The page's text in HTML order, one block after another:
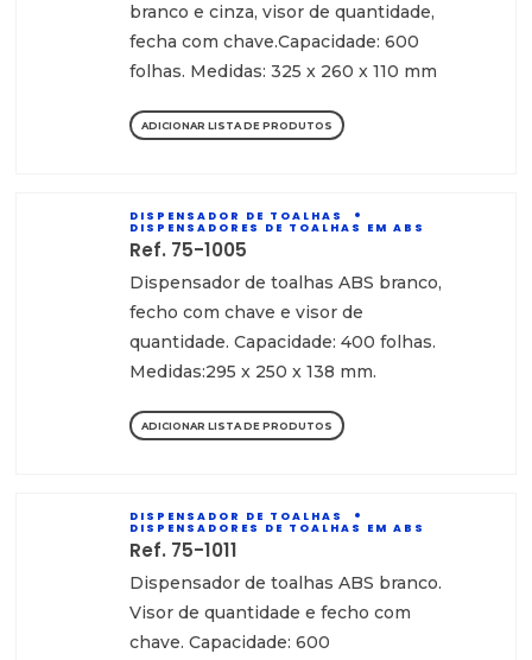
branco e cinza, visor de quantidade,
fecha com chave.Capacidade: 600
folhas. Medidas: 325 x 260 x 110 mm
ADICIONAR LISTA DE PRODUTOS
DISPENSADOR DE TOALHAS
DISPENSADORES DE TOALHAS EM ABS
Ref. 75-1005
Dispensador de toalhas ABS branco,
fecho com chave e visor de
quantidade. Capacidade: 400 folhas.
Medidas:295 x 250 x 138 mm.
ADICIONAR LISTA DE PRODUTOS
DISPENSADOR DE TOALHAS
DISPENSADORES DE TOALHAS EM ABS
Ref. 75-1011
Dispensador de toalhas ABS branco.
Visor de quantidade e fecho com
chave. Capacidade: 600